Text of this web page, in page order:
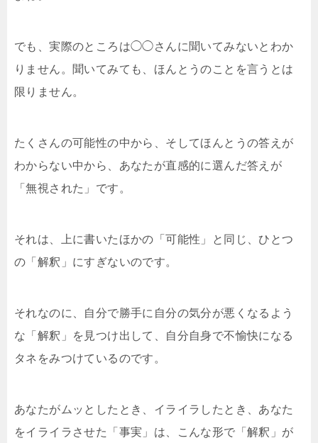
でも、実際のところは◯◯さんに聞いてみないとわか
りません。聞いてみても、ほんとうのことを言うとは
限りません。
たくさんの可能性の中から、そしてほんとうの答えが
わからない中から、あなたが直感的に選んだ答えが
「無視された」です。
それは、上に書いたほかの「可能性」と同じ、ひとつ
の「解釈」にすぎないのです。
それなのに、自分で勝手に自分の気分が悪くなるよう
な「解釈」を見つけ出して、自分自身で不愉快になる
タネをみつけているのです。
あなたがムッとしたとき、イライラしたとき、あなた
をイライラさせた「事実」は、こんな形で「解釈」が